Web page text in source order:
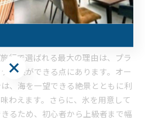
できます。
行で選ばれる最大の理由は、プラ
体験ができる点にあります。オー
、海を一望できる絶景とともに利
わえます。さらに、氷を用意して
るため、初心者から上級者まで幅